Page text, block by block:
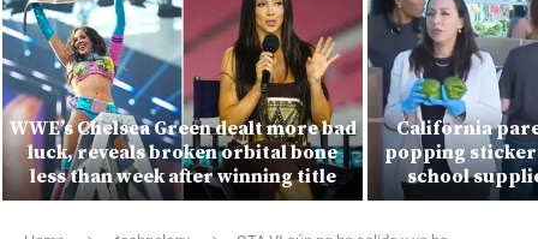
WWE’s Chelsea Green dealt more bad
luck, reveals broken orbital bone
less than week after winning title
California
popping
school